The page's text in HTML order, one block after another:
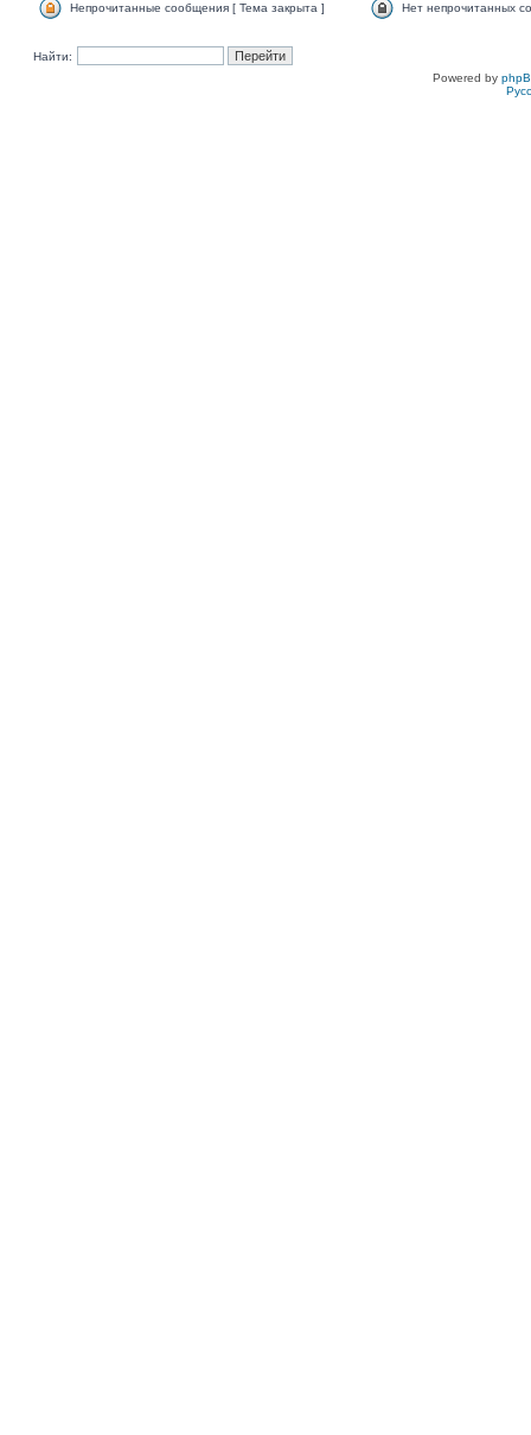
Непрочитанные сообщения [ Тема закрыта ] Нет непрочитанных
Найти:
Powered by